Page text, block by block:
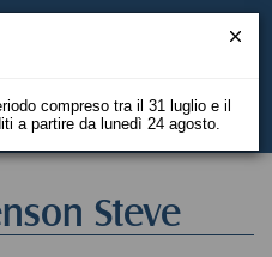
EN
Steve
compreso tra il 31 luglio e il
a partire da lunedì 24 agosto.